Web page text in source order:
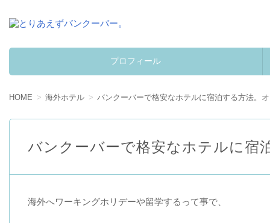
とりあえずバンクーバー。
プロフィール
HOME 海外ホテル バンクーバーで格安なホテルに宿泊する方法。
バンクーバーで格安なホテルに宿
海外へワーキングホリデーや留学するって事で、